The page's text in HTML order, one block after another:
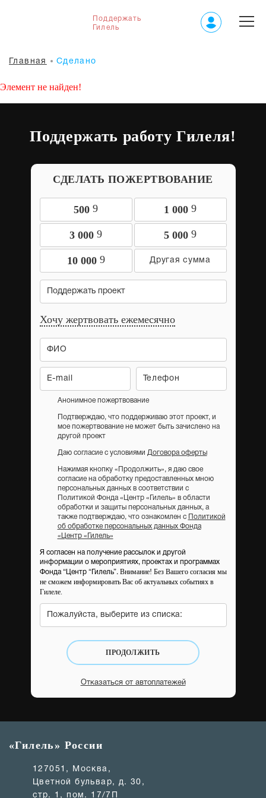
Поддержать
Гилель
Главная Сделано
Элемент не найден!
Поддержать работу Гилеля!
СДЕЛАТЬ ПОЖЕРТВОВАНИЕ
500 9 1 000 9
3 000 9 5 000 9
10 000 9
Поддержать проект
Хочу жертвовать ежемесячно
Анонимное пожертвование
Подтверждаю, что поддерживаю этот проект, и
мое пожертвование не может быть зачислено на
другой проект
Даю согласие с условиями Договора оферты
Нажимая кнопку «Продолжить», я даю свое
согласие на обработку предоставленных мною
персональных данных в соответствии с
Политикой Фонда «Центр «Гилель» в области
обработки и защиты персональных данных, а
также подтверждаю, что ознакомлен с
Политикой
об обработке персональных данных Фонда
«Центр «Гилель»
Я согласен на получение рассылок и другой
информации о мероприятиях, проектах и программах
Фонда “Центр “Гилель”. Внимание! Без Вашего согласия мы
не сможем информировать Вас об актуальных событиях в
Гилеле.
Пожалуйста, выберите из списка:
ПРОДОЛЖИТЬ
Отказаться от автоплатежей
«Гилель» России
127051, Москва,
Цветной бульвар, д. 30,
стр. 1, пом. 17/7П